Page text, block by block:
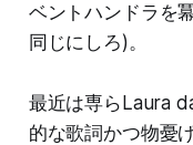
ベントハンドラを
同じにしろ)。
最近は専らLaura
的な歌詞かつ物憂